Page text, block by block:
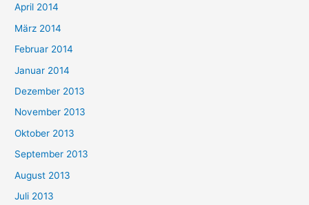
April 2014
März 2014
Februar 2014
Januar 2014
Dezember 2013
November 2013
Oktober 2013
September 2013
August 2013
Juli 2013